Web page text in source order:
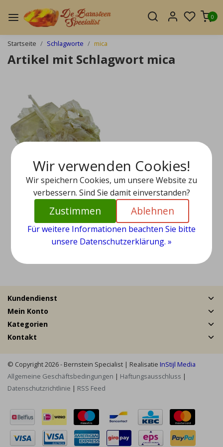
0
Startseite Schlagworte mica
Artikel mit Schlagwort mica
Muskovit
EUR 19,95
Kundendienst
Mein Konto
Kategorien
Kontakt
© Copyright 2026 - Bernstein Specialist | Realisatie InStijl Media
Allgemeine Geschäftsbedingungen | Haftungsausschluss |
Datenschutzrichtlinie | RSS Feed
Wir verwenden Cookies!
Wir speichern Cookies, um unsere Website zu
verbessern. Sind Sie damit einverstanden?
Zustimmen Ablehnen
Für weitere Informationen beachten Sie bitte
unsere Datenschutzerklärung. »